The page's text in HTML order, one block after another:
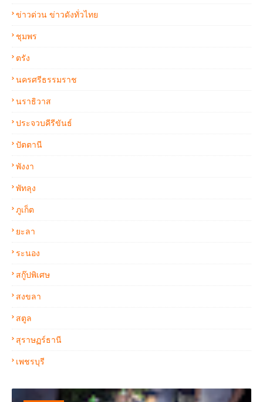
ข่าวด่วน ข่าวดังทั่วไทย
ชุมพร
ตรัง
นครศรีธรรมราช
นราธิวาส
ประจวบคีรีขันธ์
ปัตตานี
พังงา
พัทลุง
ภูเก็ต
ยะลา
ระนอง
สกู๊ปพิเศษ
สงขลา
สตูล
สุราษฏร์ธานี
เพชรบุรี